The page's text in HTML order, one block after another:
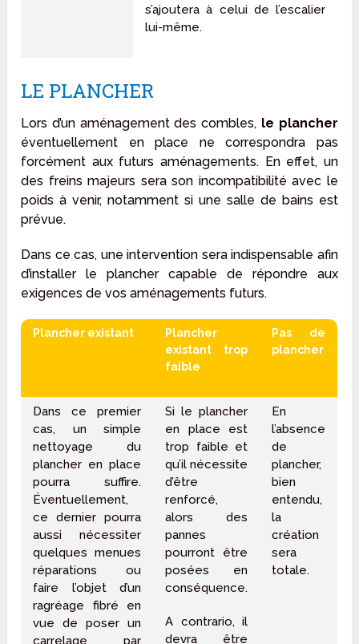
s’ajoutera à celui de l’escalier
lui-même.
LE PLANCHER
Lors d’un aménagement des combles, le plancher
éventuellement en place ne correspondra pas
forcément aux futurs aménagements. En effet, un
des freins majeurs sera son incompatibilité avec le
poids à venir, notamment si une salle de bains est
prévue.
Dans ce cas, une intervention sera indispensable afin
d’installer le plancher capable de répondre aux
exigences de vos aménagements futurs.
Plancher existant
Plancher
existant trop
faible
Pas de
plancher
Dans ce premier
cas, un simple
nettoyage du
plancher en place
pourra suffire.
Éventuellement,
ce dernier pourra
aussi nécessiter
quelques menues
réparations ou
faire l’objet d’un
ragréage fibré en
vue de poser un
carrelage par
Si le plancher
en place est
trop faible et
qu’il nécessite
d’être
renforcé,
alors des
pannes
pourront être
posées en
conséquence.
A contrario, il
devra être
En
l’absence
de
plancher,
bien
entendu,
la
création
sera
totale.